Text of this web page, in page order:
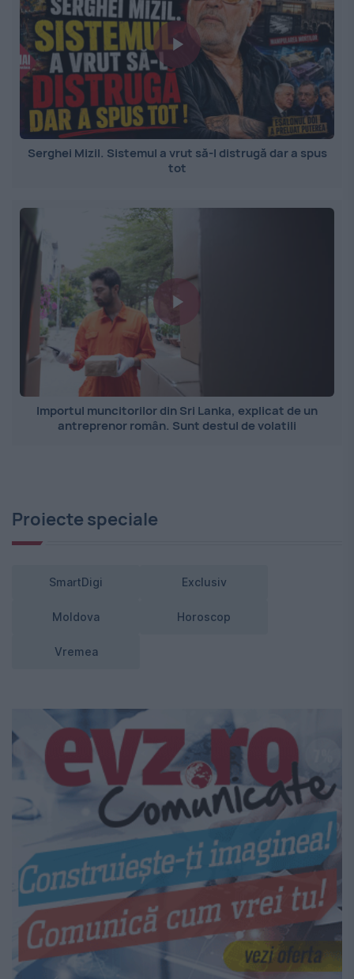
Serghei Mizil. Sistemul a vrut să-l distrugă dar a spus
tot
Importul muncitorilor din Sri Lanka, explicat de un
antreprenor român. Sunt destul de volatili
Proiecte speciale
SmartDigi Exclusiv
Moldova Horoscop
Vremea